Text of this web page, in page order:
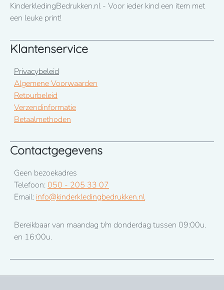
KinderkledingBedrukken.nl - Voor ieder kind een item met
een leuke print!
Klantenservice
Privacybeleid
Algemene Voorwaarden
Retourbeleid
Verzendinformatie
Betaalmethoden
Contactgegevens
Geen bezoekadres
Telefoon: 050 - 205 33 07
Email: info@kinderkledingbedrukken.nl
Bereikbaar van maandag t/m donderdag tussen 09:00u.
en 16:00u.